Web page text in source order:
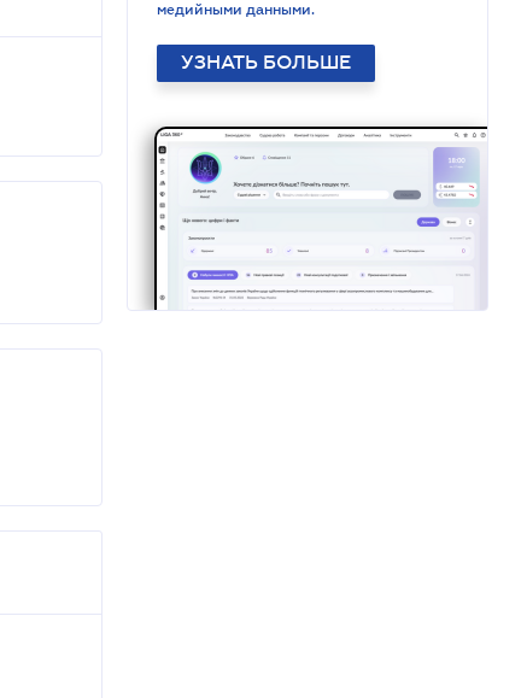
медийными данными.
УЗНАТЬ БОЛЬШЕ